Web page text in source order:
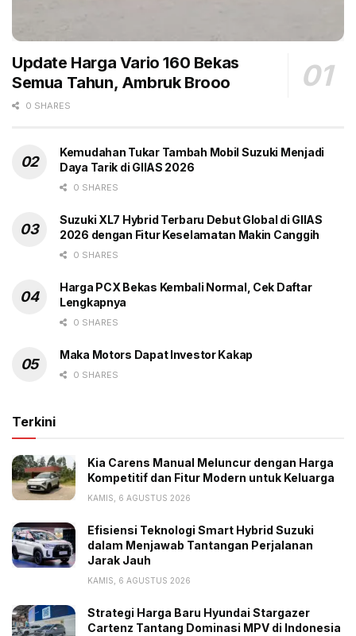
Update Harga Vario 160 Bekas
Semua Tahun, Ambruk Brooo
0 SHARES
Kemudahan Tukar Tambah Mobil Suzuki Menjadi
Daya Tarik di GIIAS 2026
0 SHARES
Suzuki XL7 Hybrid Terbaru Debut Global di GIIAS
2026 dengan Fitur Keselamatan Makin Canggih
0 SHARES
Harga PCX Bekas Kembali Normal, Cek Daftar
Lengkapnya
0 SHARES
Maka Motors Dapat Investor Kakap
0 SHARES
Terkini
Kia Carens Manual Meluncur dengan Harga
Kompetitif dan Fitur Modern untuk Keluarga
KAMIS, 6 AGUSTUS 2026
Efisiensi Teknologi Smart Hybrid Suzuki
dalam Menjawab Tantangan Perjalanan
Jarak Jauh
KAMIS, 6 AGUSTUS 2026
Strategi Harga Baru Hyundai Stargazer
Cartenz Tantang Dominasi MPV di Indonesia